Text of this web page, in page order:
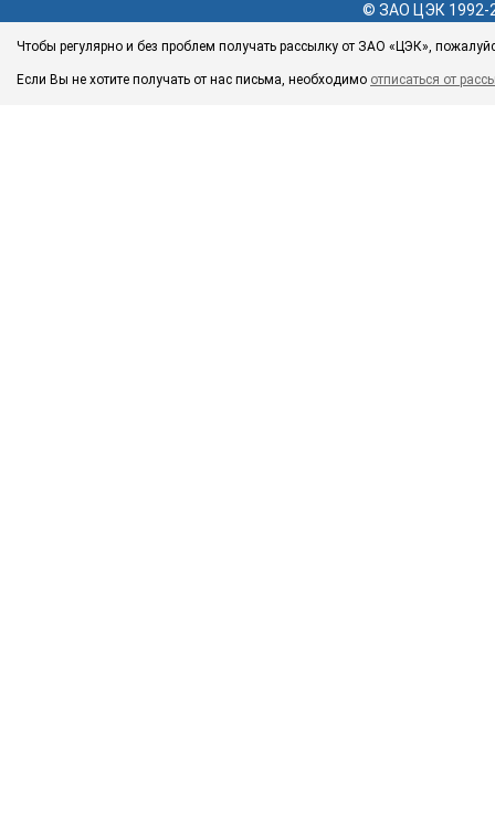
© ЗАО ЦЭК 1992-
Чтобы регулярно и без проблем получать рассылку от ЗАО «ЦЭК»,
Если Вы не хотите получать от нас письма, необходимо отписаться от